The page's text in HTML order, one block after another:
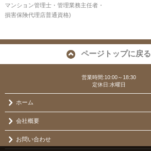
マンション管理士・管理業務主任者・
損害保険代理店普通資格)
ページトップに戻る
営業時間:10:00～18:30
定休日:水曜日
ホーム
会社概要
お問い合わせ